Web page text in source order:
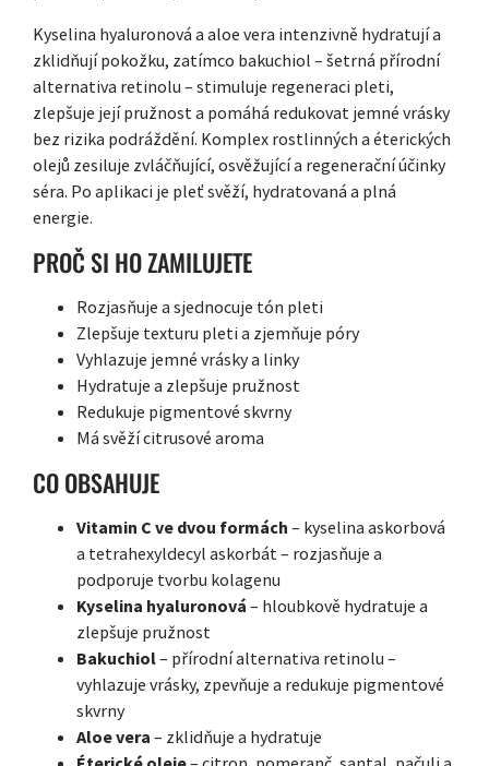
Kyselina hyaluronová a aloe vera intenzivně hydratují a
zklidňují pokožku, zatímco bakuchiol – šetrná přírodní
alternativa retinolu – stimuluje regeneraci pleti,
zlepšuje její pružnost a pomáhá redukovat jemné vrásky
bez rizika podráždění. Komplex rostlinných a éterických
olejů zesiluje zvláčňující, osvěžující a regenerační účinky
séra. Po aplikaci je pleť svěží, hydratovaná a plná
energie.
PROČ SI HO ZAMILUJETE
Rozjasňuje a sjednocuje tón pleti
Zlepšuje texturu pleti a zjemňuje póry
Vyhlazuje jemné vrásky a linky
Hydratuje a zlepšuje pružnost
Redukuje pigmentové skvrny
Má svěží citrusové aroma
CO OBSAHUJE
Vitamin C ve dvou formách – kyselina askorbová
a tetrahexyldecyl askorbát – rozjasňuje a
podporuje tvorbu kolagenu
Kyselina hyaluronová – hloubkově hydratuje a
zlepšuje pružnost
Bakuchiol– přírodní alternativa retinolu –
vyhlazuje vrásky, zpevňuje a redukuje pigmentové
skvrny
Aloe vera – zklidňuje a hydratuje